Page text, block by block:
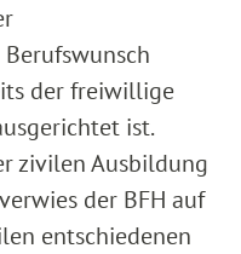
der freiwillige
ist.
zivilen Ausbildung
der BFH auf
entschiedenen